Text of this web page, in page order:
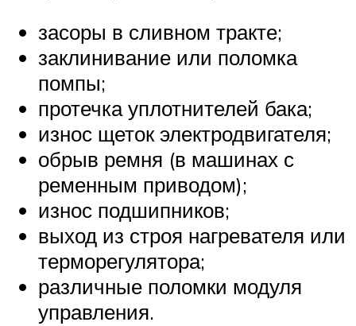
засоры в сливном тракте;
заклинивание или поломка
помпы;
протечка уплотнителей бака;
износ щеток электродвигателя;
обрыв ремня (в машинах с
ременным приводом);
износ подшипников;
выход из строя нагревателя или
терморегулятора;
различные поломки модуля
управления.